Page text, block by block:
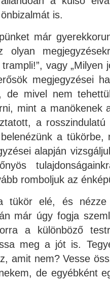
is.
már
olyan
vagy „Milyen
megjegyzései
de mivel nem
mint a manökenek
a
a tükörbe,
alapján
romboljuk az
tükör elé, és
már úgy fogja
a különböző
meg a jót is.
amit nem? Vesse
de egyébként